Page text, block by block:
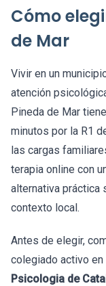
Cómo
de Mar
Vivir en un
atención
Pineda de Mar
minutos por la R1
las cargas
terapia online con
alternativa práctica
contexto local.
Antes de elegir,
colegiado activo
Psicologia de